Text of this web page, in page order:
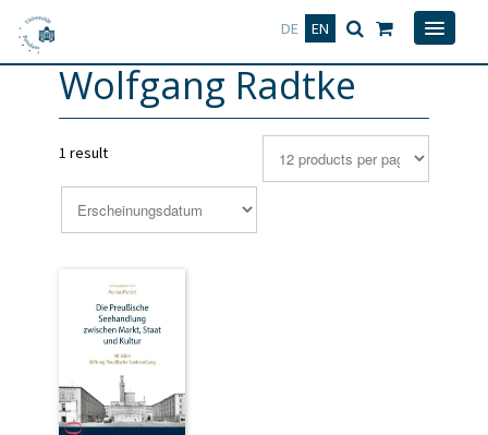
DE EN
Deutsch
Wolfgang Radtke
1 result